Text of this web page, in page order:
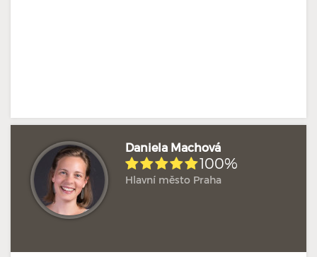
Daniela Machová
100%
Hlavní město Praha
Hodnoceno: 2× Profil terapeuta